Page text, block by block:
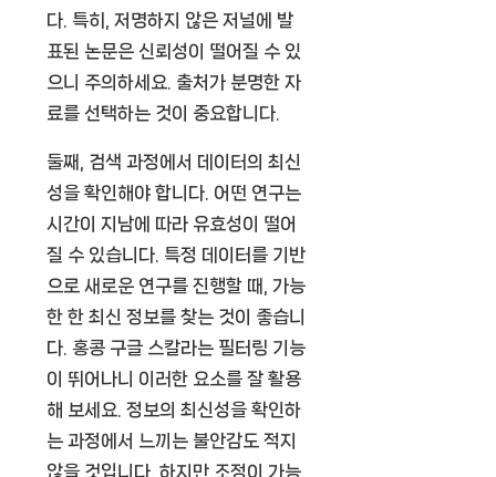
다. 특히, 저명하지 않은 저널에 발
표된 논문은 신뢰성이 떨어질 수 있
으니 주의하세요. 출처가 분명한 자
료를 선택하는 것이 중요합니다.
둘째, 검색 과정에서 데이터의 최신
성을 확인해야 합니다. 어떤 연구는
시간이 지남에 따라 유효성이 떨어
질 수 있습니다. 특정 데이터를 기반
으로 새로운 연구를 진행할 때, 가능
한 한 최신 정보를 찾는 것이 좋습니
다. 홍콩 구글 스칼라는 필터링 기능
이 뛰어나니 이러한 요소를 잘 활용
해 보세요. 정보의 최신성을 확인하
는 과정에서 느끼는 불안감도 적지
않을 것입니다. 하지만 조정이 가능